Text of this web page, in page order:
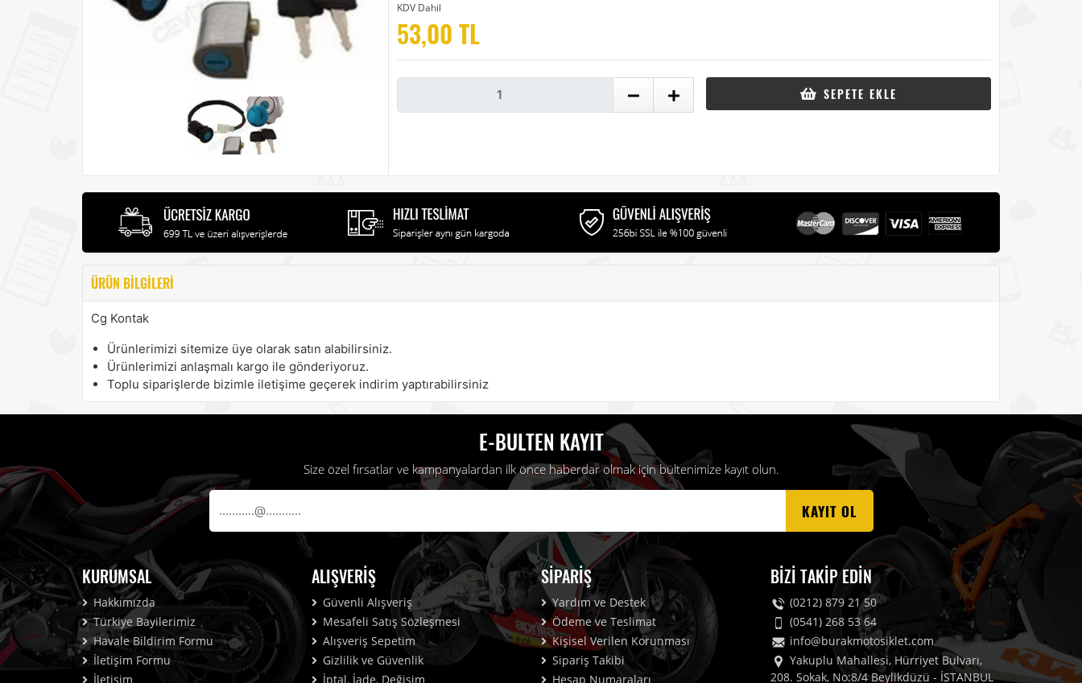
KDV Dahil
53,00 TL
SEPETE EKLE
ÜRÜN BILGILERI
Cg Kontak
Ürünlerimizi sitemize üye olarak satın alabilirsiniz.
Ürünlerimizi anlaşmalı kargo ile gönderiyoruz.
Toplu siparişlerde bizimle iletişime geçerek indirim yaptırabilirsiniz
E-BULTEN KAYIT
Size özel fırsatlar ve kampanyalardan ilk önce haberdar olmak için bültenimize kayıt olun.
KAYIT OL
KURUMSAL
Hakkımızda
Türkiye Bayilerimiz
Havale Bildirim Formu
İletişim Formu
İletişim
ALIŞVERIŞ
Güvenli Alışveriş
Mesafeli Satış Sözleşmesi
Alışveriş Sepetim
Gizlilik ve Güvenlik
İptal, İade, Değişim
SIPARIŞ
Yardım ve Destek
Ödeme ve Teslimat
Kişisel Verilen Korunması
Sipariş Takibi
Hesap Numaraları
BIZI TAKIP EDIN
(0212) 879 21 50
(0541) 268 53 64
info@burakmotosiklet.com
Yakuplu Mahallesi, Hürriyet Bulvarı,
208. Sokak, No:8/4 Beylikdüzü - İSTANBUL